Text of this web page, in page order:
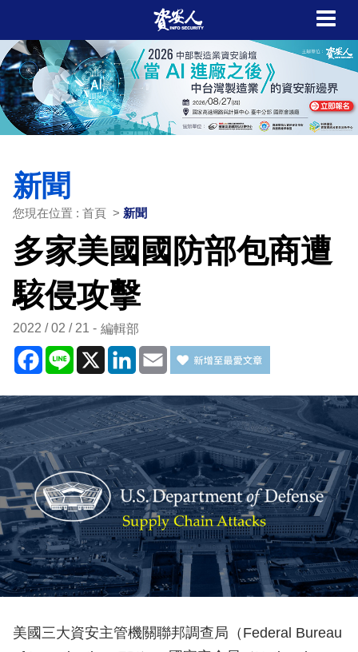
新聞
您現在位置 : 首頁 > 新聞
多家美國國防部包商遭
駭侵攻擊
2022 / 02 / 21 編輯部
Facebook
Line X LinkedIn
Email
美國三大資安主管機關聯邦調查局（Federal Bureau